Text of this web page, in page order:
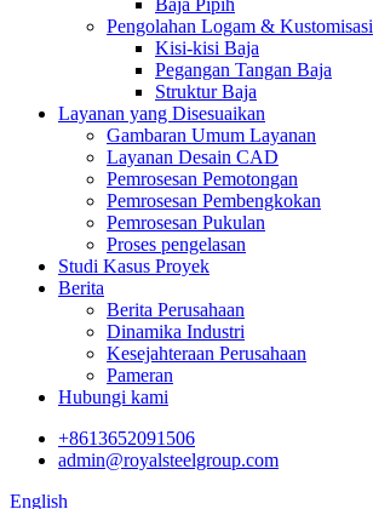
Baja Pipih
Pengolahan Logam & Kustomisasi
Kisi-kisi Baja
Pegangan Tangan Baja
Struktur Baja
Layanan yang Disesuaikan
Gambaran Umum Layanan
Layanan Desain CAD
Pemrosesan Pemotongan
Pemrosesan Pembengkokan
Pemrosesan Pukulan
Proses pengelasan
Studi Kasus Proyek
Berita
Berita Perusahaan
Dinamika Industri
Kesejahteraan Perusahaan
Pameran
Hubungi kami
+8613652091506
admin@royalsteelgroup.com
English